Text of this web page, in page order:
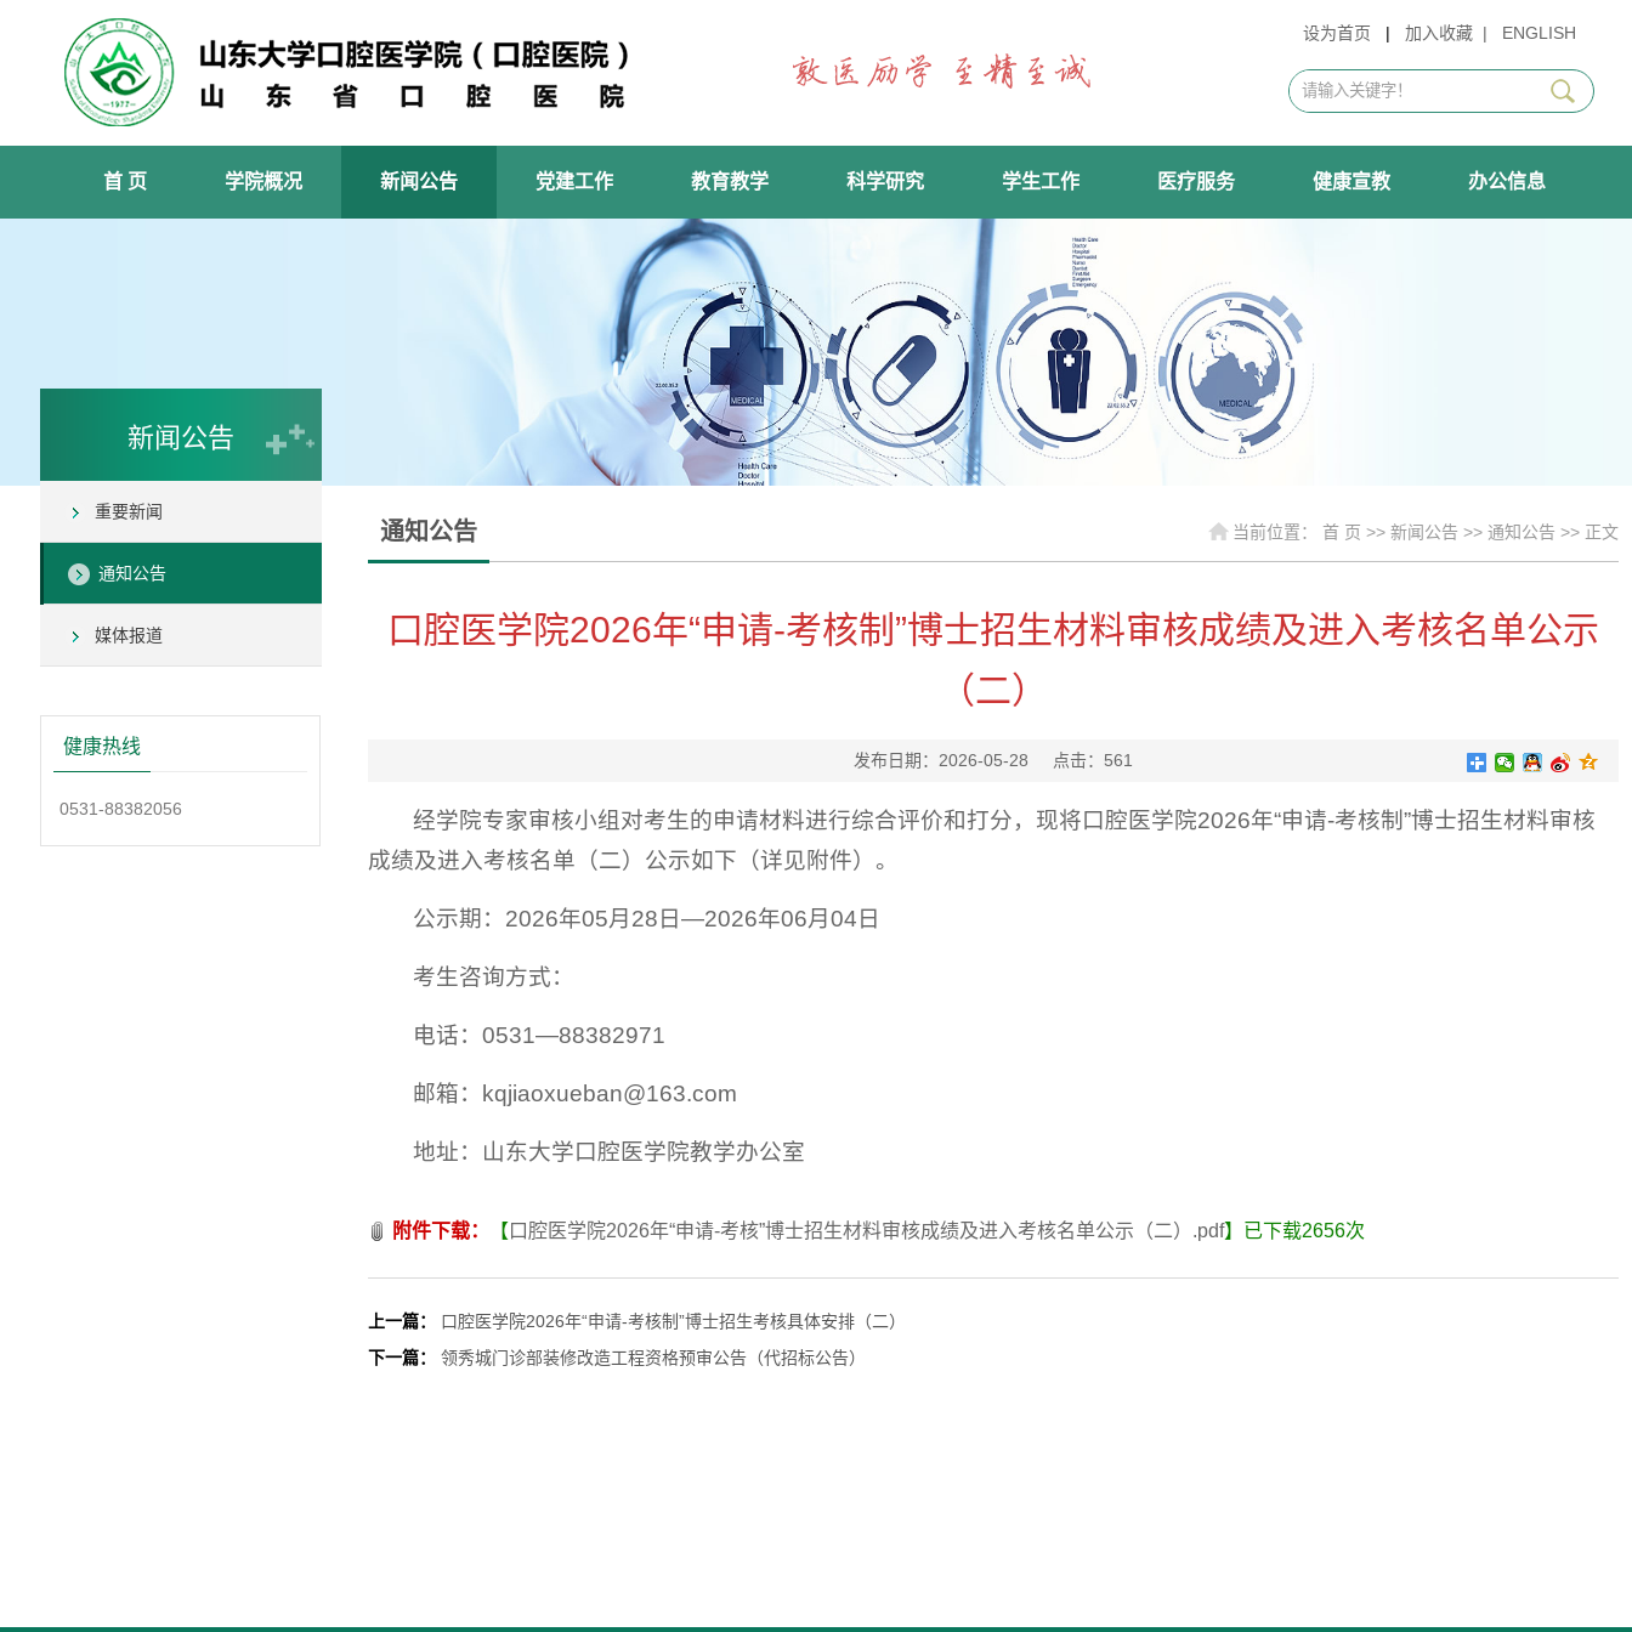
设为首页 | 加入收藏 | ENGLISH
首 页 学院概况 新闻公告 党建工作 教育教学 科学研究 学生工作 医疗服务 健康宣教 办公信息
新闻公告
重要新闻
通知公告
媒体报道
健康热线
0531-88382056
通知公告 当前位置： 首 页 >> 新闻公告 >> 通知公告 >> 正文
口腔医学院2026年“申请-考核制”博士招生材料审核成绩及进入考核名单公示
（二）
发布日期：2026-05-28 点击： 561
经学院专家审核小组对考生的申请材料进行综合评价和打分，现将口腔医学院2026年“申请-考核制”博士招生材料审核
成绩及进入考核名单（二）公示如下（详见附件）。
公示期：2026年05月28日—2026年06月04日
考生咨询方式：
电话：0531—88382971
邮箱：kqjiaoxueban@163.com
地址：山东大学口腔医学院教学办公室
附件下载： 【 口腔医学院2026年“申请-考核”博士招生材料审核成绩及进入考核名单公示（二）.pdf】已下载2656次
上一篇：
口腔医学院2026年“申请-考核制”博士招生考核具体安排（二）
下一篇：
领秀城门诊部装修改造工程资格预审公告（代招标公告）